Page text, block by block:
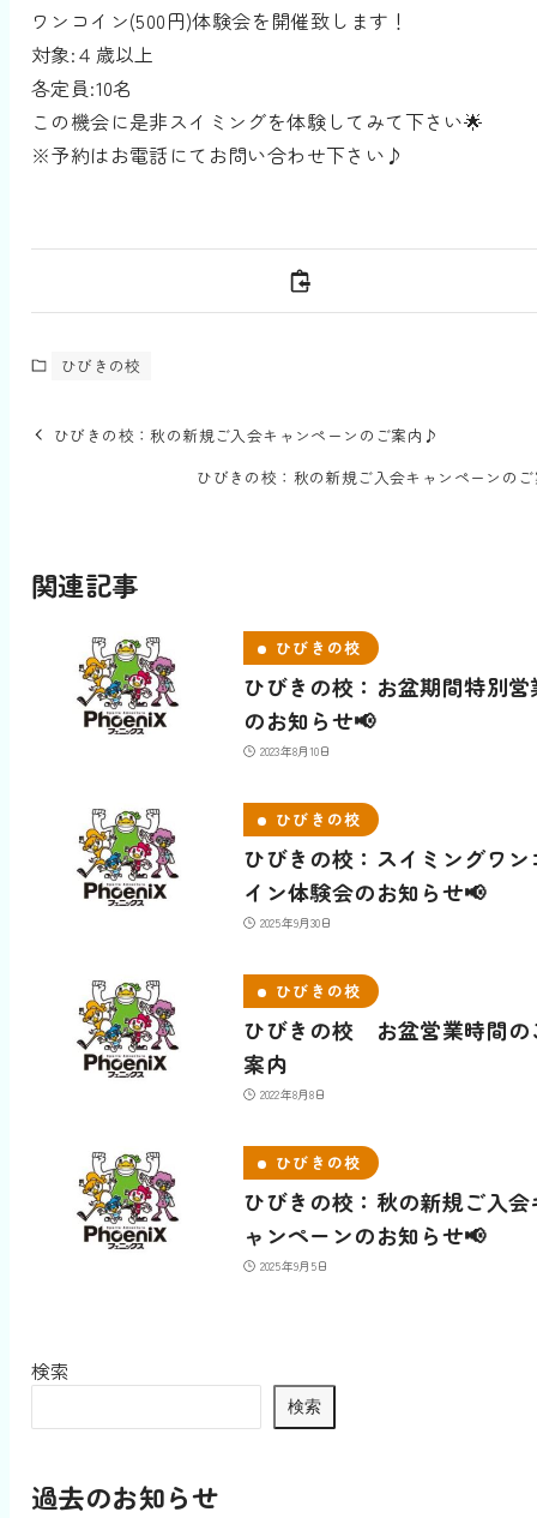
ワンコイン(500円)体験会を開催致します！
対象:４歳以上
各定員:10名
この機会に是非スイミングを体験してみて下さい🌟
※予約はお電話にてお問い合わせ下さい♪
ひびきの校
ひびきの校：秋の新規ご入会キャンペーンのご案内♪
ひびきの校：秋の新規ご入会キャンペーンの
関連記事
ひびきの校
ひびきの校：お盆期間特別営
のお知らせ📢
2023年8月10日
ひびきの校
ひびきの校：スイミングワン
イン体験会のお知らせ📢
2025年9月30日
ひびきの校
ひびきの校 お盆営業時間の
案内
2022年8月8日
ひびきの校
ひびきの校：秋の新規ご入会
ャンペーンのお知らせ📢
2025年9月5日
検索
検索
過去のお知らせ